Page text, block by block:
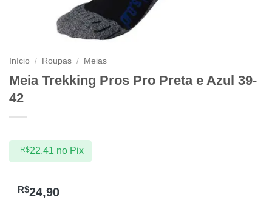
Início / Roupas / Meias
Meia Trekking Pros Pro Preta e Azul 39-
42
R$24,90
R$22,41 no Pix